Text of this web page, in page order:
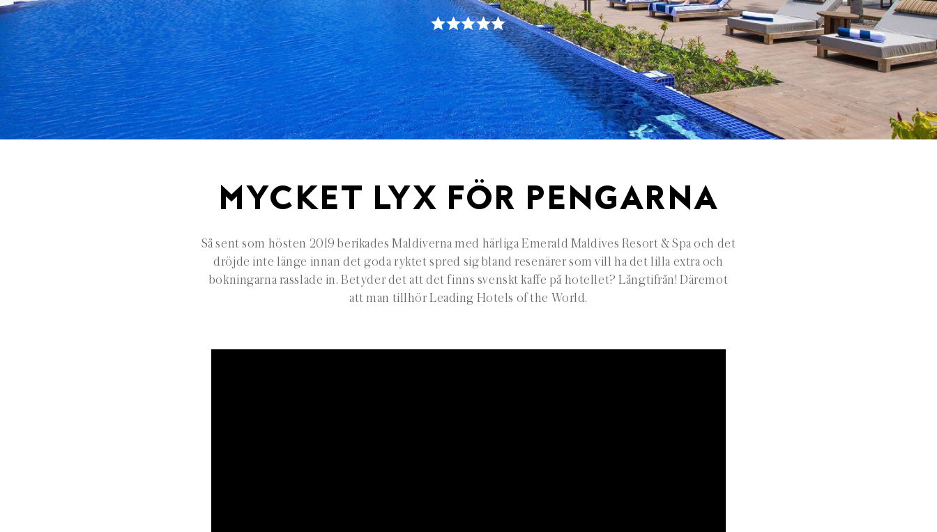
MYCKET LYX FÖR PENGARNA
Så sent som hösten 2019 berikades Maldiverna med härliga Emerald Maldives Resort & Spa och det
dröjde inte länge innan det goda ryktet spred sig bland resenärer som vill ha det lilla extra och
bokningarna rasslade in. Betyder det att det finns svenskt kaffe på hotellet? Långtifrån! Däremot
att man tillhör Leading Hotels of the World.